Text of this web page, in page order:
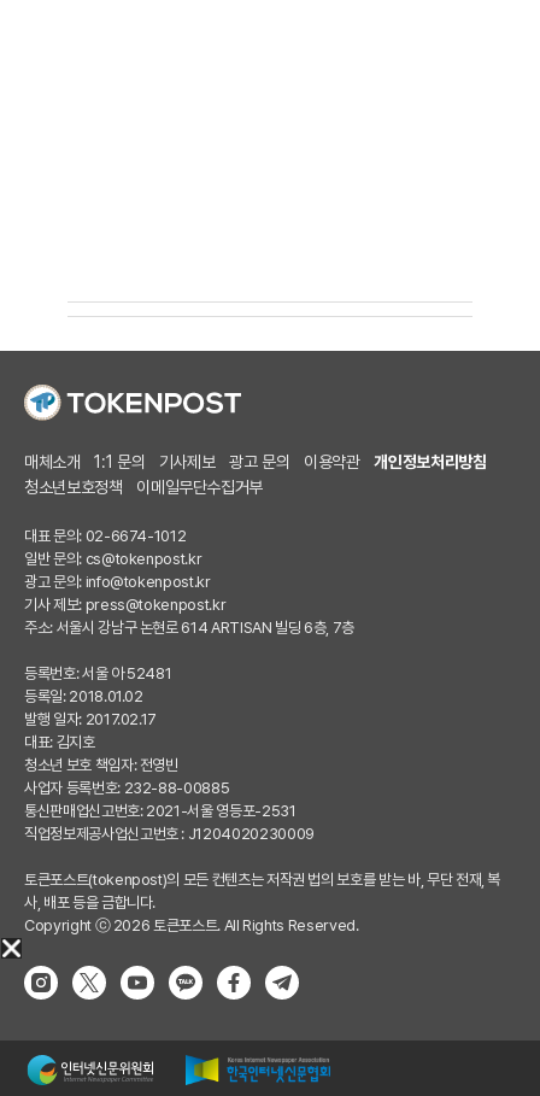
매체소개 1:1 문의 기사제보 광고 문의 이용약관
개인정보처리방침
청소년보호정책
이메일무단수집거부
대표 문의: 02-6674-1012
일반 문의: cs@tokenpost.kr
광고 문의: info@tokenpost.kr
기사 제보: press@tokenpost.kr
주소: 서울시 강남구 논현로 614 ARTISAN 빌딩 6층, 7층
등록번호: 서울 아 52481
등록일: 2018.01.02
발행 일자: 2017.02.17
대표: 김지호
청소년 보호 책임자: 전영빈
사업자 등록번호: 232-88-00885
통신판매업신고번호: 2021-서울 영등포-2531
직업정보제공사업신고번호 : J1204020230009
토큰포스트(tokenpost)의 모든 컨텐츠는 저작권 법의 보호를 받는 바, 무단 전재, 복
사, 배포 등을 금합니다.
Copyright ⓒ 2026 토큰포스트. All Rights Reserved.